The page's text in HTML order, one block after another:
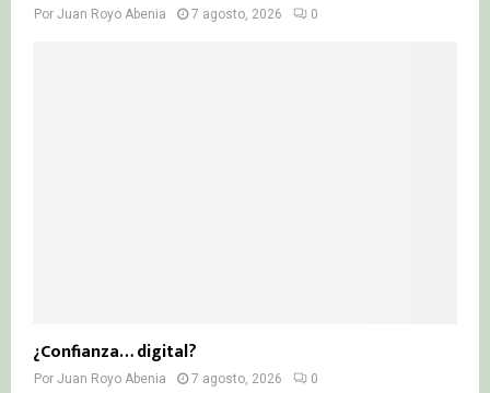
Por Juan Royo Abenia 7 agosto, 2026 0
¿Confianza… digital?
Por Juan Royo Abenia 7 agosto, 2026 0